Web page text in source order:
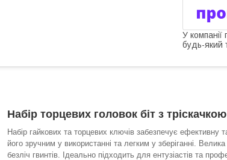
У компанії
будь-який
Набір торцевих головок біт з
Набір гайкових та торцевих ключів забезпечує
його зручним у використанні та легким у зберіганні.
безліч гвинтів. Ідеально підходить для ентузіастів та